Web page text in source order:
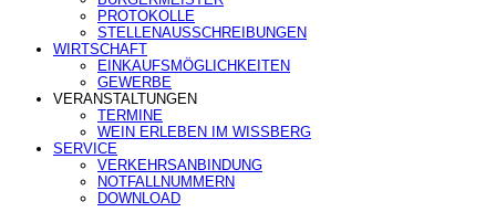
PROTOKOLLE
STELLENAUSSCHREIBUNGEN
WIRTSCHAFT
EINKAUFSMÖGLICHKEITEN
GEWERBE
VERANSTALTUNGEN
TERMINE
WEIN ERLEBEN IM WISSBERG
SERVICE
VERKEHRSANBINDUNG
NOTFALLNUMMERN
DOWNLOAD